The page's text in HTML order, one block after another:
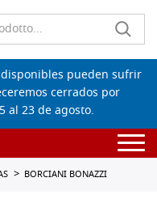
vacía
disponibles pueden sufrir
cerrados por
al 23 de agosto.
BORCIANI BONAZZI